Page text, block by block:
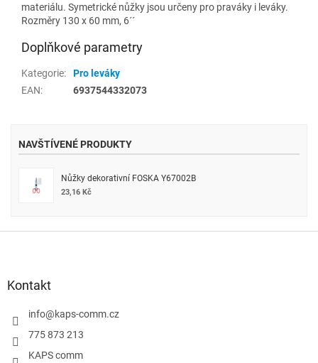
materiálu. Symetrické nůžky jsou určeny pro praváky i leváky.
Rozměry 130 x 60 mm, 6´´
Doplňkové parametry
Kategorie:
Pro leváky
EAN: 6937544332073
NAVŠTÍVENÉ PRODUKTY
Nůžky dekorativní FOSKA Y67002B
23,16 Kč
Kontakt
info@kaps-comm.cz
775 873 213
KAPS comm